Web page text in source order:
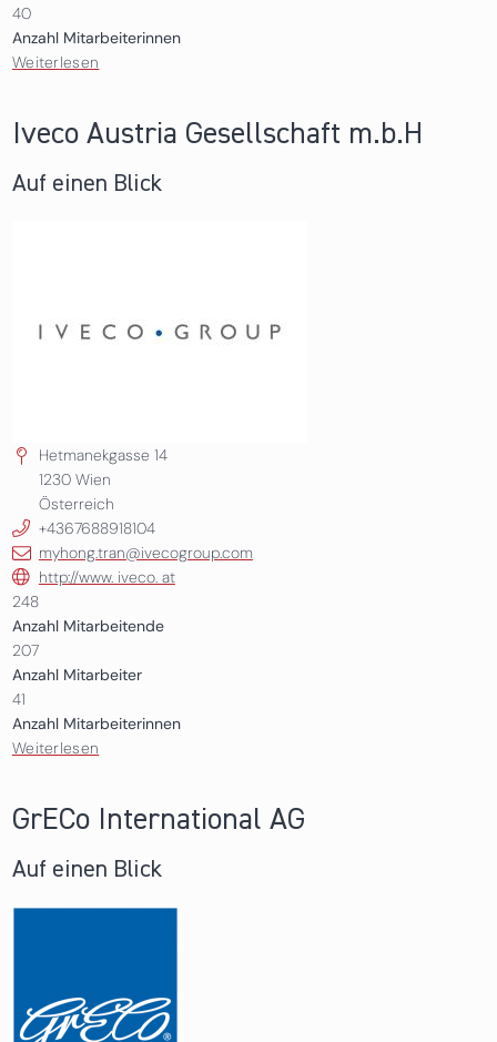
40
Anzahl Mitarbeiterinnen
Weiterlesen
Iveco Austria Gesellschaft m.b.H
Auf einen Blick
Hetmanekgasse 14
1230 Wien
Österreich
+4367688918104
myhong.tran@ivecogroup.com
http://www. iveco. at
248
Anzahl Mitarbeitende
207
Anzahl Mitarbeiter
41
Anzahl Mitarbeiterinnen
Weiterlesen
GrECo International AG
Auf einen Blick